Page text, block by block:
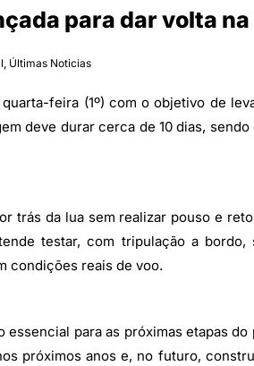
para dar volta
, Últimas Noticias
feira (1º) com o objetivo de
deve durar cerca de 10 dias,
trás da lua sem realizar pouso e
testar, com tripulação a
condições reais de voo.
essencial para as próximas etapas
próximos anos e, no futuro,